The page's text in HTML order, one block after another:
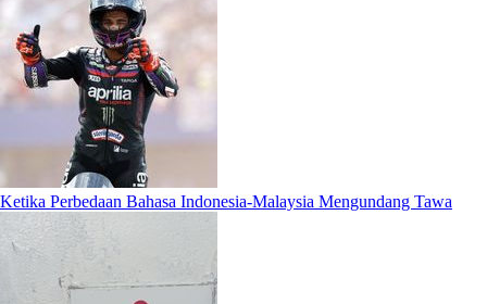
Ketika Perbedaan Bahasa Indonesia-Malaysia Mengundang Tawa